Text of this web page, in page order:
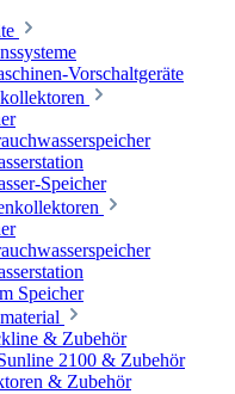
Vorschaltgeräte
Speicher
Speicher
& Zubehör
2100 & Zubehör
& Zubehör